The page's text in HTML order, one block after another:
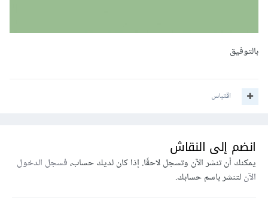
بالتوفيق
اقتباس
انضم إلى النقاش
يمكنك أن تنشر الآن وتسجل لاحقًا. إذا كان لديك حساب،فسجل الدخول
الآنلتنشر باسم حسابك.